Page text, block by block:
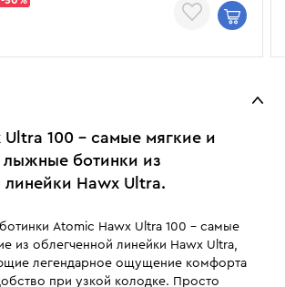
100 – самые мягкие и
ботинки из
линейки Hawx Ultra.
Atomic Hawx Ultra 100 – самые
из облегченной линейки Hawx Ultra,
легендарное ощущение комфорта
при узкой колодке. Просто